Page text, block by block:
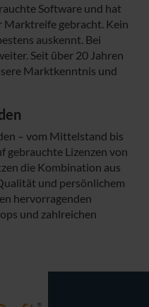
Software und hat
Marktreife gebracht. Kein
auskennt. Bei
Seit über 20 Jahren
Marktkenntnis und
– vom Mittelstand bis
gebrauchte Lizenzen von
die Kombination aus
und persönlichem
hervorragenden
und zahlreichen